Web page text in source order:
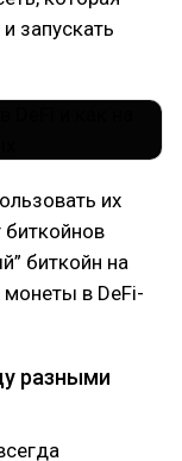
запускать
их
биткойнов
биткойн на
монеты в DeFi-
разными